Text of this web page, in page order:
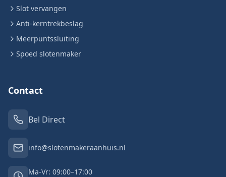
Slot vervangen
Anti-kerntrekbeslag
Meerpuntssluiting
Spoed slotenmaker
Contact
Bel Direct
info@slotenmakeraanhuis.nl
Ma-Vr: 09:00–17:00